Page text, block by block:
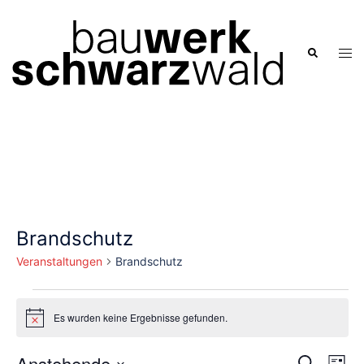
Suche
Brandschutz
Veranstaltungen Brandschutz
HinweisEs wurden keine Ergebnisse gefunden.